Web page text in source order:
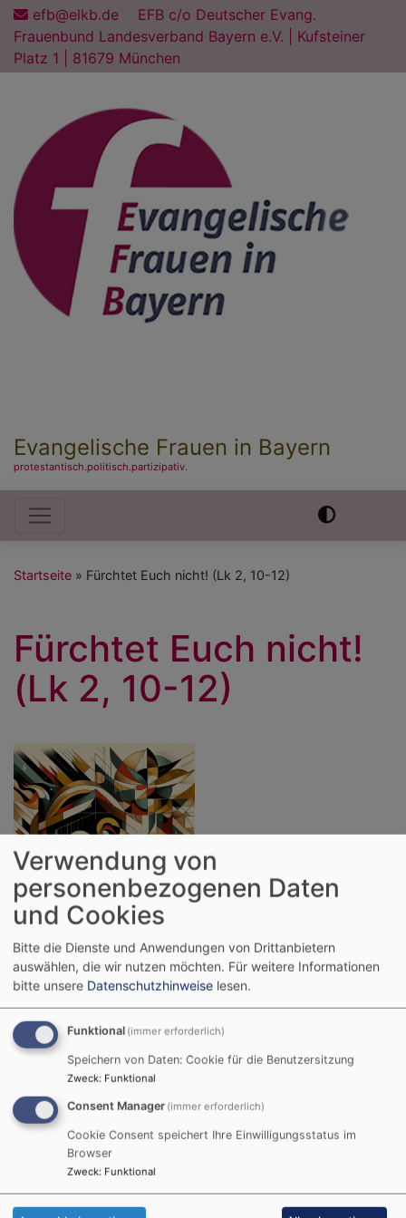
Direkt
zum
Inhalt
efb@elkb.de
EFB c/o Deutscher Evang.
Frauenbund Landesverband Bayern e.V. | Kufsteiner
Platz 1 | 81679 München
Evangelische Frauen in Bayern
protestantisch.politisch.partizipativ.
Hauptnavigation
Startseite Fürchtet Euch nicht! (Lk 2, 10-12)
Fürchtet Euch nicht!
(Lk 2, 10-12)
Weihnachtsbotschaft der
Evangelischen Frauen in Bayern
Dieser starke Satz steht in der Weihnachtsgeschichte
und er ging mir nicht mehr aus dem Sinn, als wir über
unseren Weihnachtsgruß nachdachten. Die
Weihnachtsgeschichte ist die Geschichte einer
Geschichte in Altes und Neues Testament. Sie
bestimmt unsere Zeitrechnung; wir schreiben heute
das Jahr 2023 nach Christi Geburt.
Für diese Zeitenwende gilt die Botschaft der Engel
„Fürchtet Euch nicht“. Sie sprechen damit die Hirten
Verwendung von
personenbezogenen Daten
und Cookies
Bitte die Dienste und Anwendungen von Drittanbietern
auswählen, die wir nutzen möchten. Für weitere Informationen
bitte unsere Datenschutzhinweise lesen.
Funktional (immer erforderlich)
Speichern von Daten: Cookie für die Benutzersitzung
Zweck: Funktional
Consent Manager (immer erforderlich)
Cookie Consent speichert Ihre Einwilligungsstatus im
Browser
Zweck: Funktional